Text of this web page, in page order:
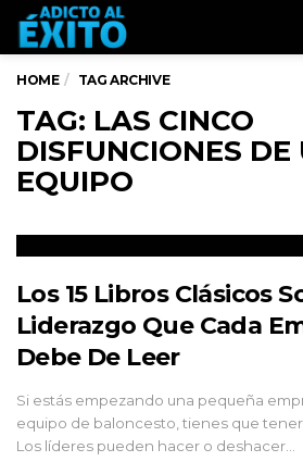
HOME TAG ARCHIVE
TAG: LAS CINCO
DISFUNCIONES DE
EQUIPO
Los 15 Libros Clásicos
Liderazgo Que Cada
Debe De Leer
Si estás empezando una pequeña
equipo de baloncesto, tienes que
Los líderes pueden hacer o deshacer…